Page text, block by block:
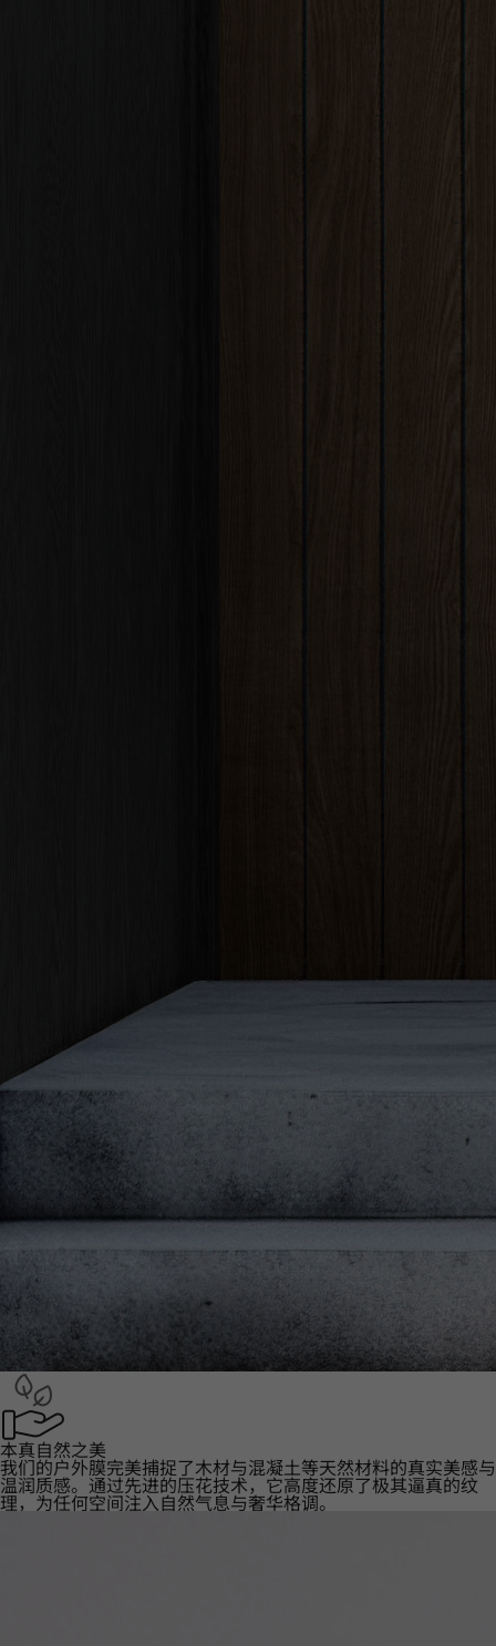
本真自然之美
我们的户外膜完美捕捉了木材与混凝土等天然材料的真实美感与
温润质感。通过先进的压花技术，它高度还原了极其逼真的纹
理，为任何空间注入自然气息与奢华格调。